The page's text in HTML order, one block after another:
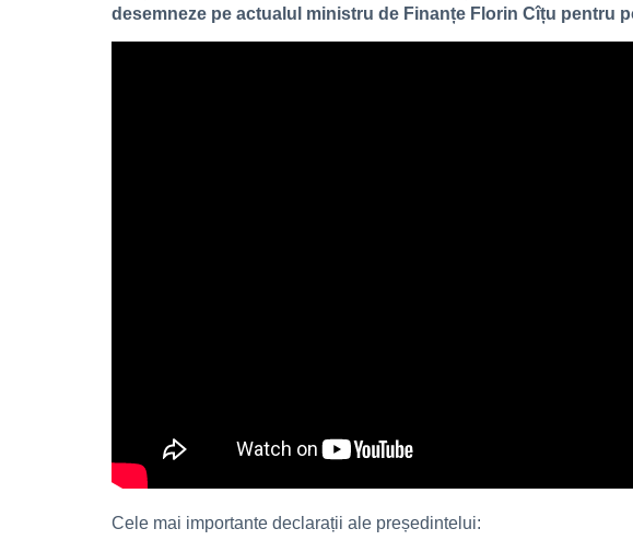
desemneze pe actualul ministru de Finanțe Florin Cîțu pentru
Cele mai importante declarații ale președintelui: